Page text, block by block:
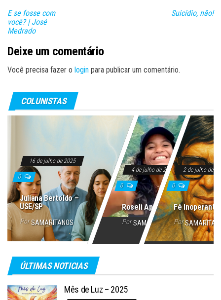
E se fosse com
você? | José
Medrado
Suicídio, não!
Deixe um comentário
Você precisa fazer o login para publicar um comentário.
COLUNISTAS
16 de julho de 2025
0
Juliana Bertoldo –
USE/SP
Por SAMARITANOS
4 de julho de 2025
0
Roseli Aparecida
Por SAMARITANOS
2 de julho de
0
Fé Inoperante
Por
ÚLTIMAS NOTICIAS
Mês de Luz – 2025